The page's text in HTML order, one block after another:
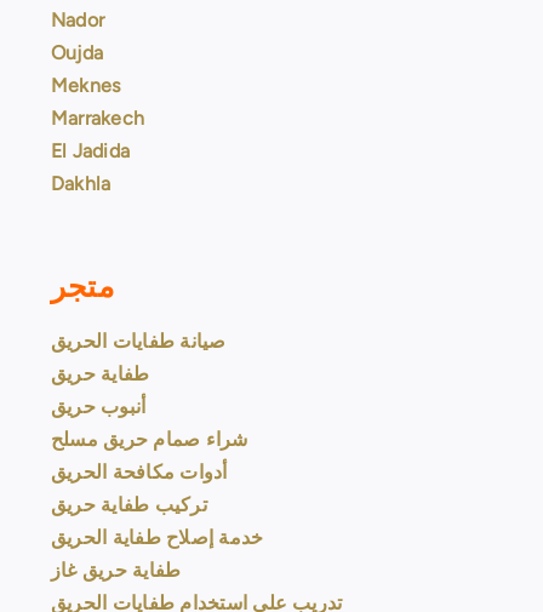
Nador
Oujda
Meknes
Marrakech
El Jadida
Dakhla
متجر
صيانة طفايات الحريق
طفاية حريق
أنبوب حريق
شراء صمام حريق مسلح
أدوات مكافحة الحريق
تركيب طفاية حريق
خدمة إصلاح طفاية الحريق
طفاية حريق غاز
تدريب على استخدام طفايات الحريق